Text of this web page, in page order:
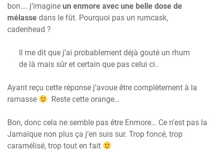
bon…. j’imagine un enmore avec une belle dose de
mélasse dans le fût. Pourquoi pas un rumcask,
cadenhead ?
Il me dit que j’ai probablement déjà gouté un rhum
de là mais sûr et certain que pas celui ci..
Ayant reçu cette réponse j’avoue être complètement à la
ramasse
Reste cette orange…
Bon, donc cela ne semble pas être Enmore… Ce n’est pas la
Jamaïque non plus ça j’en suis sur. Trop foncé, trop
caramélisé, trop tout en fait